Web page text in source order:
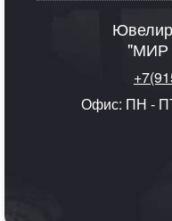
"МИР
Офис: ПН -